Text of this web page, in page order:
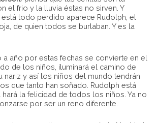
el frio y la lluvia éstas no sirven. Y
todo perdido aparece Rudolph, el
de quien todos se burlaban. Y es la
a año por estas fechas se convierte en el
de los niños, iluminará el camino de
nariz y así los niños del mundo tendrán
que tanto han soñado. Rudolph está
hará la felicidad de todos los niños. Ya no
por ser un reno diferente.